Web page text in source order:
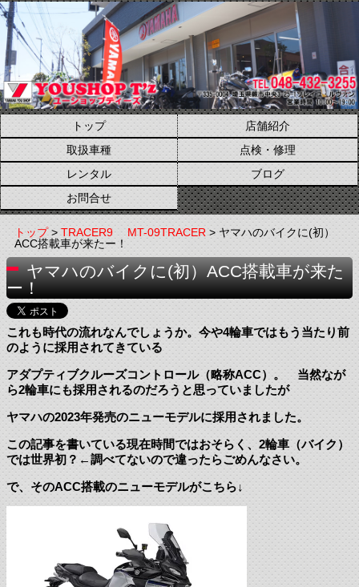
トップ
店舗紹介
取扱車種
点検・修理
レンタル
ブログ
お問合せ
トップ>TRACER9 MT-09TRACER> ヤマハのバイクに(初）
ACC搭載車が来たー！
ヤマハのバイクに(初）ACC搭載車が来た
ー！
これも時代の流れなんでしょうか。今や4輪車ではもう当たり前
のように採用されてきている
アダプティブクルーズコントロール（略称ACC）。 当然なが
ら2輪車にも採用されるのだろうと思っていましたが
ヤマハの2023年発売のニューモデルに採用されました。
この記事を書いている現在時間ではおそらく、2輪車（バイク）
では世界初？←調べてないので違ったらごめんなさい。
で、そのACC搭載のニューモデルがこちら↓